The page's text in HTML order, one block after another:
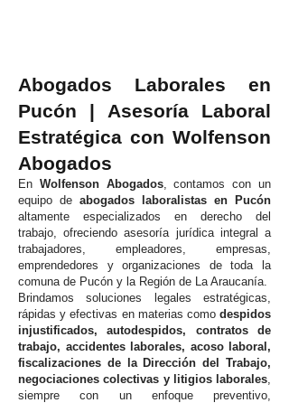
Abogados Laborales en
Pucón | Asesoría Laboral
Estratégica con Wolfenson
Abogados
En Wolfenson Abogados, contamos con un
equipo de abogados laboralistas en Pucón
altamente especializados en derecho del
trabajo, ofreciendo asesoría jurídica integral a
trabajadores, empleadores, empresas,
emprendedores y organizaciones de toda la
comuna de Pucón y la Región de La Araucanía.
Brindamos soluciones legales estratégicas,
rápidas y efectivas en materias como despidos
injustificados, autodespidos, contratos de
trabajo, accidentes laborales, acoso laboral,
fiscalizaciones de la Dirección del Trabajo,
negociaciones colectivas y litigios laborales,
siempre con un enfoque preventivo,